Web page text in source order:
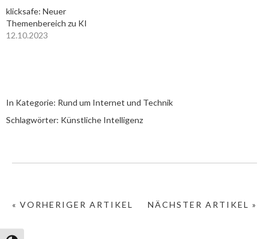
klicksafe: Neuer
Themenbereich zu KI
12.10.2023
In Kategorie: Rund um Internet und Technik
Schlagwörter: Künstliche Intelligenz
NÄCHSTER ARTIKEL »
« VORHERIGER ARTIKEL